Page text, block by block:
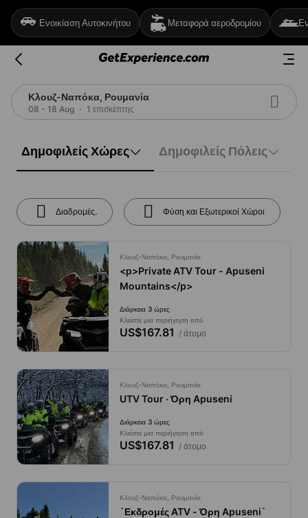
Ενοικίαση Αυτοκινήτου Μεταφορά αεροδρομίου
Κλουζ-Ναπόκα, Ρουμανία
08 - 18 Aug 1 επισκέπτης
Δημοφιλείς Χώρες Δημοφιλείς Πόλεις
Διαδρομές. Φύση και Εξωτερικοί Χώροι
Κλουζ-Ναπόκα, Ρουμανία
<p>Private ATV Tour - Αpuseni
Mountains</p>
Διάρκεια 3 ώρες
Κλείστε μια περιήγηση από
US$167.81 / άτομο
Κλουζ-Ναπόκα, Ρουμανία
UTV Tour · Όρη Apuseni
Διάρκεια 3 ώρες
Κλείστε μια περιήγηση από
US$167.81 / άτομο
Κλουζ-Ναπόκα, Ρουμανία
`Εκδρομές ATV - Όρη Apuseni`